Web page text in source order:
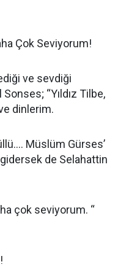
Çok Seviyorum!
ve sevdiği
“Yıldız Tilbe,
dinlerim.
Müslüm Gürses’
de Selahattin
çok seviyorum. “